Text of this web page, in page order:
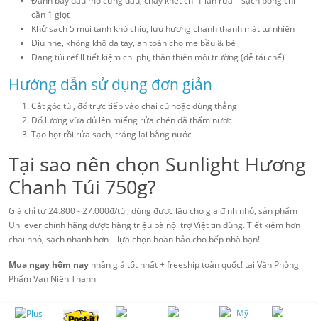
cần 1 giọt
Khử sạch 5 mùi tanh khó chịu, lưu hương chanh thanh mát tự nhiên
Dịu nhẹ, không khô da tay, an toàn cho mẹ bầu & bé
Dạng túi refill tiết kiệm chi phí, thân thiện môi trường (dễ tái chế)
Hướng dẫn sử dụng đơn giản
Cắt góc túi, đổ trực tiếp vào chai cũ hoặc dùng thẳng
Đổ lượng vừa đủ lên miếng rửa chén đã thấm nước
Tạo bọt rồi rửa sạch, tráng lại bằng nước
Tại sao nên chọn Sunlight Hương
Chanh Túi 750g?
Giá chỉ từ 24.800 - 27.000đ/túi, dùng được lâu cho gia đình nhỏ, sản phẩm
Unilever chính hãng được hàng triệu bà nội trợ Việt tin dùng. Tiết kiệm hơn
chai nhỏ, sạch nhanh hơn – lựa chọn hoàn hảo cho bếp nhà bạn!
Mua ngay hôm nay nhận giá tốt nhất + freeship toàn quốc! tại Văn Phòng
Phẩm Vạn Niên Thanh